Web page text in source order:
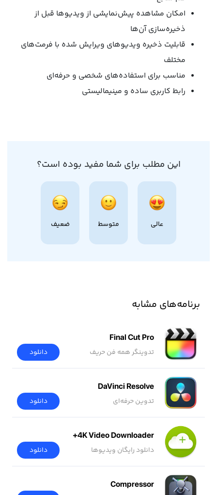
امکان مشاهده پیش‌نمایشی از ویدیوها قبل از
ذخیره‌سازی آن‌ها
قابلیت ذخیره ویدیوهای ویرایش شده با فرمت‌های
مختلف
مناسب برای استفاده‌های شخصی و حرفه‌ای
رابط کاربری ساده و مینیمالیستی
این مطلب برای شما مفید بوده است؟
عالی متوسط ضعیف
برنامه‌های مشابه
Final Cut Pro
تدوینگر همه فن حریف دانلود
DaVinci Resolve
تدوین حرفه‌ای دانلود
4K Video Downloader+
دانلود رایگان ویدیوها دانلود
Compressor